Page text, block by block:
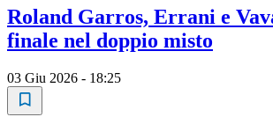
Roland Garros, Errani e
finale nel doppio misto
03 Giu 2026 - 18:25